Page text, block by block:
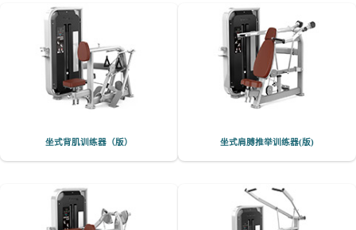
坐式背肌训练器（版） 坐式肩膊推举训练器(版)